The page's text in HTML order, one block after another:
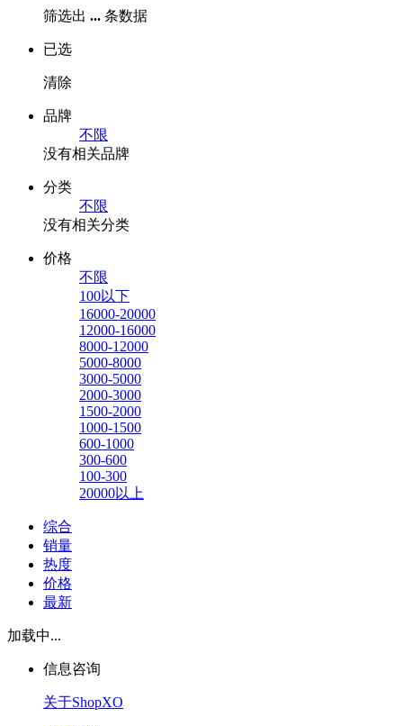
筛选出 ... 条数据
已选
清除
品牌
不限
没有相关品牌
分类
不限
没有相关分类
价格
不限
100以下
16000-20000
12000-16000
8000-12000
5000-8000
3000-5000
2000-3000
1500-2000
1000-1500
600-1000
300-600
100-300
20000以上
综合
销量
热度
价格
最新
加载中...
信息咨询
关于ShopXO